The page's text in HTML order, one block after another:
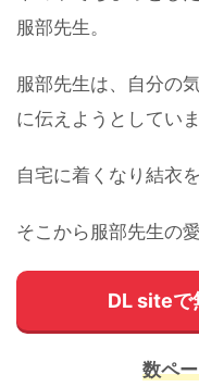
服部先生。
服部先生は、自分の
に伝えようとしていま
自宅に着くなり結衣
そこから服部先生の
DL siteで
数ペ